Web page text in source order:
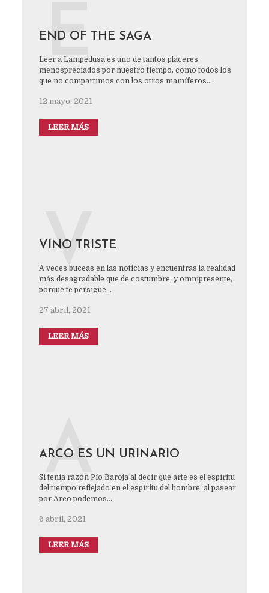
END OF THE SAGA
Leer a Lampedusa es uno de tantos placeres
menospreciados por nuestro tiempo, como todos los
que no compartimos con los otros mamíferos....
12 mayo, 2021
E
LEER MÁS
VINO TRISTE
A veces buceas en las noticias y encuentras la realidad
más desagradable que de costumbre, y omnipresente,
porque te persigue...
27 abril, 2021
V
LEER MÁS
ARCO ES UN URINARIO
Si tenía razón Pío Baroja al decir que arte es el espíritu
del tiempo reflejado en el espíritu del hombre, al pasear
por Arco podemos...
6 abril, 2021
A
LEER MÁS